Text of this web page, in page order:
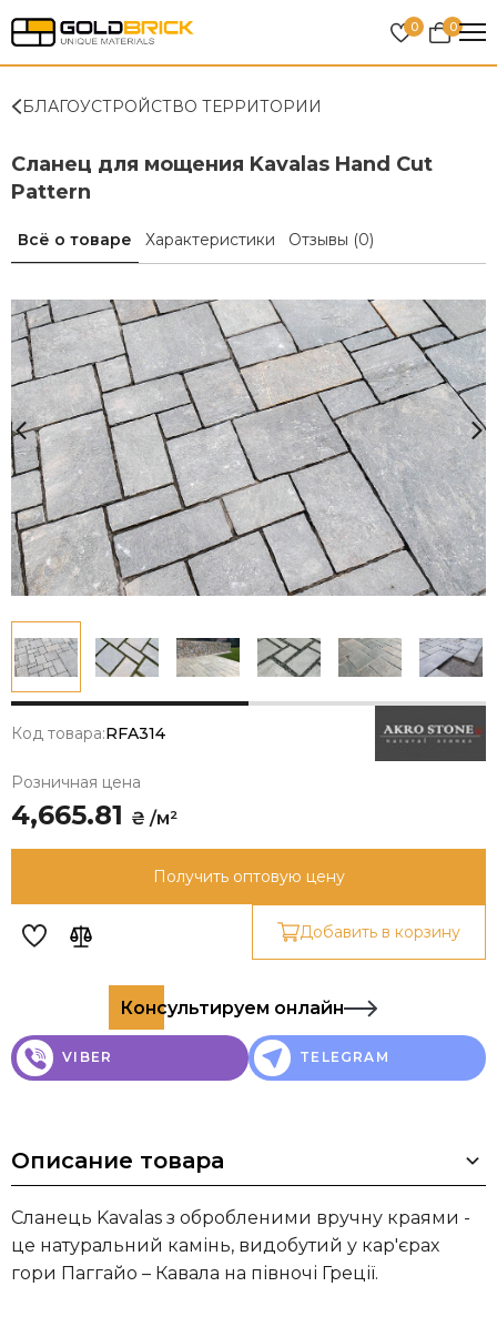
0 0
БЛАГОУСТРОЙСТВО ТЕРРИТОРИИ
Сланец для мощения Kavalas Hand Cut
Pattern
Всё о товаре Характеристики Отзывы (0)
Код товара:RFA314
Розничная цена
4,665.81 ₴ /м²
Получить оптовую цену
Добавить в корзину
Консультируем онлайн
VIBER TELEGRAM
Описание товара
Сланець Kavalas з обробленими вручну краями -
це натуральний камінь, видобутий у кар'єрах
гори Паггайо – Кавала на півночі Греції.